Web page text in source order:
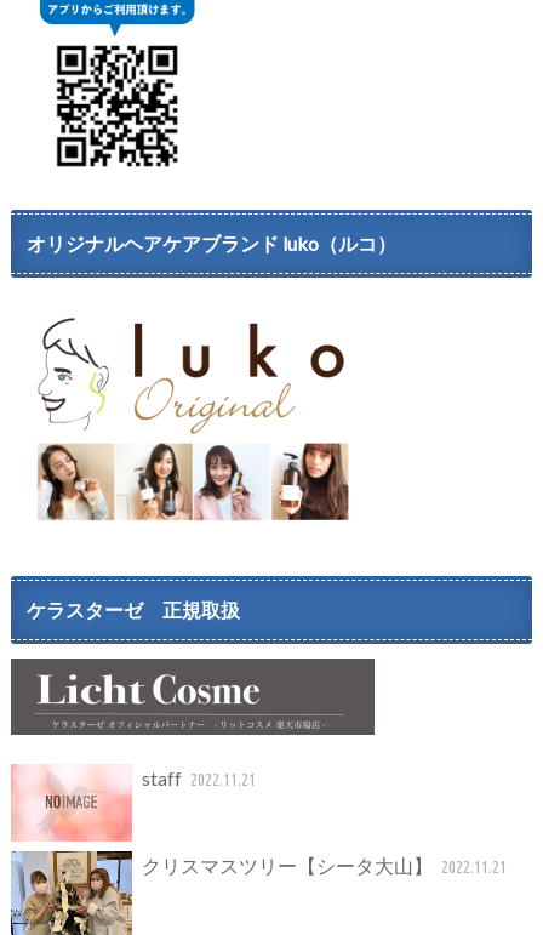
オリジナルヘアケアブランド luko（ルコ）
ケラスターゼ 正規取扱
staff 2022.11.21
クリスマスツリー【シータ大山】 2022.11.21